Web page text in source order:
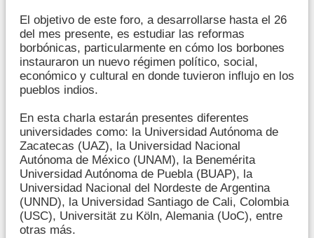
El objetivo de este foro, a desarrollarse hasta el 26
del mes presente, es estudiar las reformas
borbónicas, particularmente en cómo los borbones
instauraron un nuevo régimen político, social,
económico y cultural en donde tuvieron influjo en los
pueblos indios.
En esta charla estarán presentes diferentes
universidades como: la Universidad Autónoma de
Zacatecas (UAZ), la Universidad Nacional
Autónoma de México (UNAM), la Benemérita
Universidad Autónoma de Puebla (BUAP), la
Universidad Nacional del Nordeste de Argentina
(UNND), la Universidad Santiago de Cali, Colombia
(USC), Universität zu Köln, Alemania (UoC), entre
otras más.